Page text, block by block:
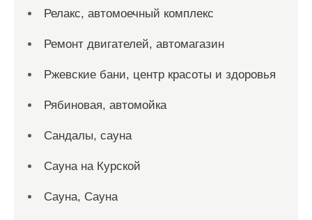
Релакс, автомоечный комплекс
Ремонт двигателей, автомагазин
Ржевские бани, центр красоты и здоровья
Рябиновая, автомойка
Сандалы, сауна
Сауна на Курской
Сауна, Сауна